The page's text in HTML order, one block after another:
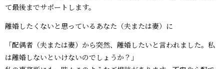
て最後までサポートします。
離婚したくないと思っているあなた（夫または妻）に
「配偶者（夫または妻）から突然、離婚したいと言われました。私
は離婚しないといけないのでしょうか？」